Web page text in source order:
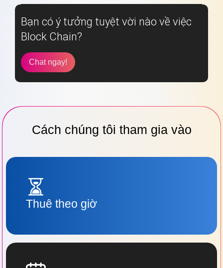
Bạn có ý tưởng tuyệt vời nào về việc
Block Chain?
Chat ngay!
Cách chúng tôi tham gia vào
Thuê theo giờ